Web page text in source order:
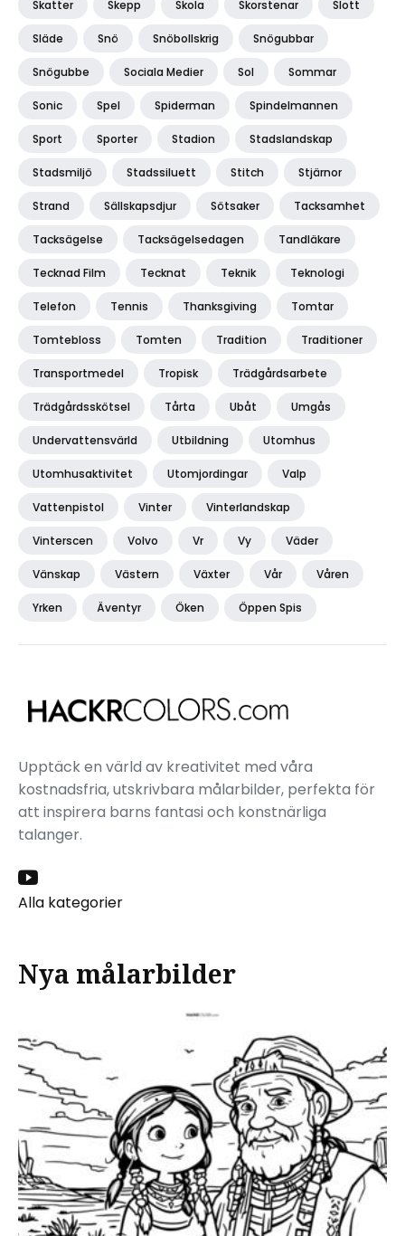
Skatter Skepp Skola Skorstenar Slott
Släde Snö Snöbollskrig Snögubbar
Snögubbe Sociala Medier Sol Sommar
Sonic Spel Spiderman Spindelmannen
Sport Sporter Stadion Stadslandskap
Stadsmiljö Stadssiluett Stitch Stjärnor
Strand Sällskapsdjur Sötsaker Tacksamhet
Tacksägelse Tacksägelsedagen Tandläkare
Tecknad Film Tecknat Teknik Teknologi
Telefon Tennis Thanksgiving Tomtar
Tomtebloss Tomten Tradition Traditioner
Transportmedel Tropisk Trädgårdsarbete
Trädgårdsskötsel Tårta Ubåt Umgås
Undervattensvärld Utbildning Utomhus
Utomhusaktivitet Utomjordingar Valp
Vattenpistol Vinter Vinterlandskap
Vinterscen Volvo Vr Vy Väder
Vänskap Västern Växter Vår Våren
Yrken Äventyr Öken Öppen Spis
Upptäck en värld av kreativitet med våra
kostnadsfria, utskrivbara målarbilder, perfekta för
att inspirera barns fantasi och konstnärliga
talanger.
Alla kategorier
Nya målarbilder